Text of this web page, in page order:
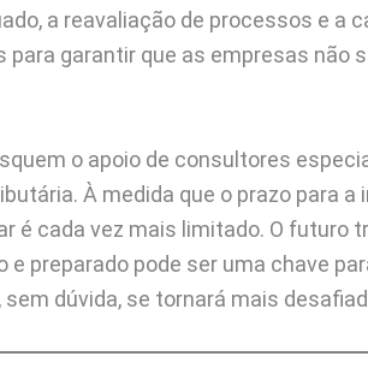
a reavaliação de processos e a
garantir que as empresas não
o apoio de consultores
À medida que o prazo para a
é cada vez mais limitado. O futuro
preparado pode ser uma chave
dúvida, se tornará mais